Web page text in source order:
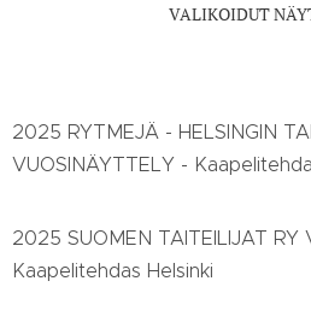
VALIKOIDUT
2025 RYTMEJÄ - HELSINGIN
VUOSINÄYTTELY -
2025 SUOMEN TAITEILIJAT RY
Kaapelitehdas Helsinki